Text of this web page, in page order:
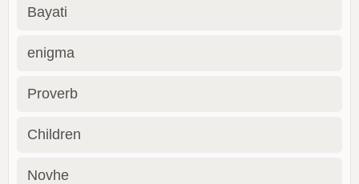
Bayati
enigma
Proverb
Children
Novhe